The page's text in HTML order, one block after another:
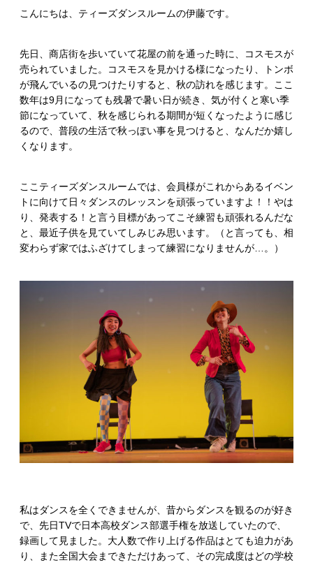
こんにちは、ティーズダンスルームの伊藤です。
先日、商店街を歩いていて花屋の前を通った時に、コスモスが
売られていました。コスモスを見かける様になったり、トンボ
が飛んでいるの見つけたりすると、秋の訪れを感じます。ここ
数年は9月になっても残暑で暑い日が続き、気が付くと寒い季
節になっていて、秋を感じられる期間が短くなったように感じ
るので、普段の生活で秋っぽい事を見つけると、なんだか嬉し
くなります。
ここティーズダンスルームでは、会員様がこれからあるイベン
トに向けて日々ダンスのレッスンを頑張っていますよ！！やは
り、発表する！と言う目標があってこそ練習も頑張れるんだな
と、最近子供を見ていてしみじみ思います。（と言っても、相
変わらず家ではふざけてしまって練習になりませんが…。）
私はダンスを全くできませんが、昔からダンスを観るのが好き
で、先日TVで日本高校ダンス部選手権を放送していたので、
録画して見ました。大人数で作り上げる作品はとても迫力があ
り、また全国大会まできただけあって、その完成度はどの学校